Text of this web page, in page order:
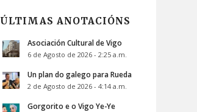
ÚLTIMAS ANOTACIÓNS
Asociación Cultural de Vigo
6 de Agosto de 2026 - 2:25 a.m.
Un plan do galego para Rueda
2 de Agosto de 2026 - 4:14 a.m.
Gorgorito e o Vigo Ye-Ye